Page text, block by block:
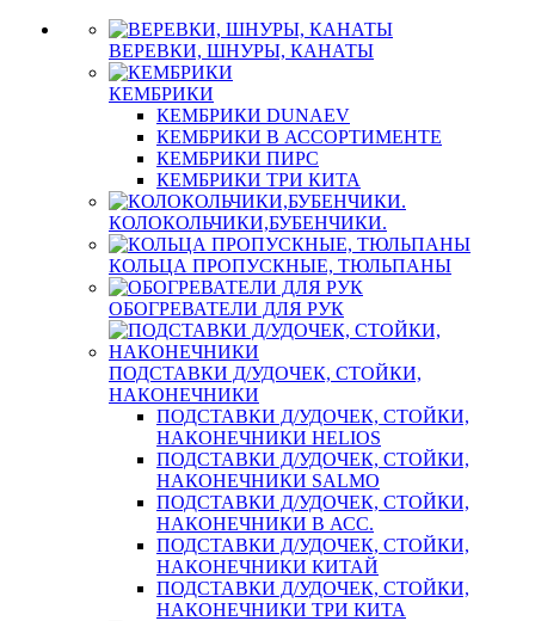
ВЕРЕВКИ, ШНУРЫ, КАНАТЫ
КЕМБРИКИ
КЕМБРИКИ DUNAEV
КЕМБРИКИ В АССОРТИМЕНТЕ
КЕМБРИКИ ПИРС
КЕМБРИКИ ТРИ КИТА
КОЛОКОЛЬЧИКИ,БУБЕНЧИКИ.
КОЛЬЦА ПРОПУСКНЫЕ, ТЮЛЬПАНЫ
ОБОГРЕВАТЕЛИ ДЛЯ РУК
ПОДСТАВКИ Д/УДОЧЕК, СТОЙКИ,
НАКОНЕЧНИКИ
ПОДСТАВКИ Д/УДОЧЕК, СТОЙКИ,
НАКОНЕЧНИКИ HELIOS
ПОДСТАВКИ Д/УДОЧЕК, СТОЙКИ,
НАКОНЕЧНИКИ SALMO
ПОДСТАВКИ Д/УДОЧЕК, СТОЙКИ,
НАКОНЕЧНИКИ В АСС.
ПОДСТАВКИ Д/УДОЧЕК, СТОЙКИ,
НАКОНЕЧНИКИ КИТАЙ
ПОДСТАВКИ Д/УДОЧЕК, СТОЙКИ,
НАКОНЕЧНИКИ ТРИ КИТА